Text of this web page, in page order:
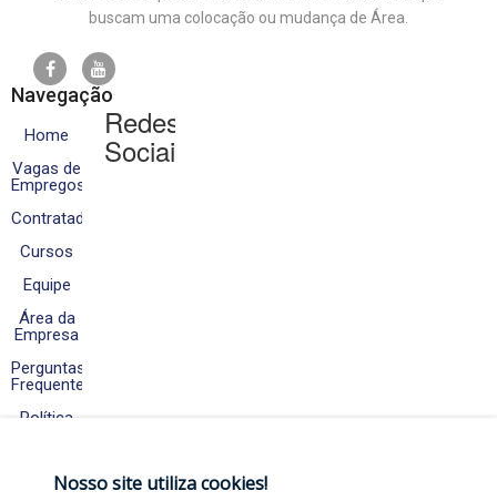
buscam uma colocação ou mudança de Área.
Navegação
Home
Vagas de
Empregos
Contratados
Cursos
Equipe
Área da
Empresa
Perguntas
Frequentes
Política
Privacidade
Redes
Sociais
Nosso site utiliza cookies!